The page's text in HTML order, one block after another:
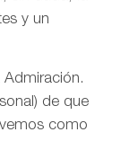
y un
de que
como